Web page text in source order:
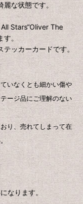
な状態です。
Stars“Oliver The
す。
ッカーカードです。
いなくとも細かい傷や
ージ品にご理解のない
り、売れてしまって在
なります。